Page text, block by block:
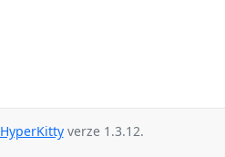
HyperKittyverze 1.3.12.